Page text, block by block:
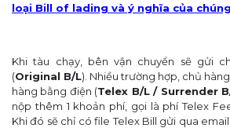
loại Bill of lading và ý nghĩa của chúng
Khi tàu chạy, bên vận chuyển sẽ gửi
(Original B/L). Nhiều trường hợp, chủ
hàng bằng điện (Telex B/L / Surrender
nộp thêm 1 khoản phí, gọi là phí Telex
Khi đó sẽ chỉ có file Telex Bill gửi qua